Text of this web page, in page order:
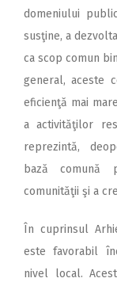
2012
2011
2009
domeniului
susţine, a
ca scop comun
general, aceste
eficienţă mai
a activităţilor
reprezintă,
bază comună
comunităţii şi a
În cuprinsul
este favorabil
nivel local.